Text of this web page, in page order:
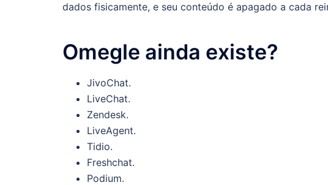
dados fisicamente, e seu conteúdo é apagado a cada
Omegle ainda existe?
JivoChat.
LiveChat.
Zendesk.
LiveAgent.
Tidio.
Freshchat.
Podium.